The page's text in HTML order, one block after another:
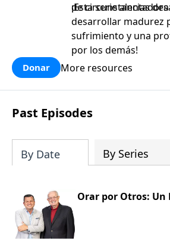
de circunstancias
¡Esta serie
desarrollar madurez
sufrimiento y una
por los demás!
Donar More resources
Past Episodes
By Date By Series
Orar por Otros: Un